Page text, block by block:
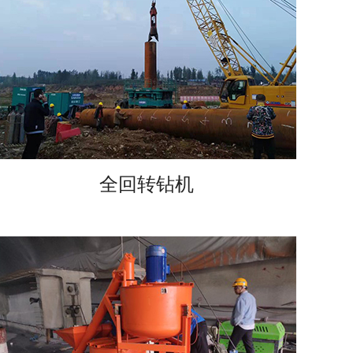
全回转钻机